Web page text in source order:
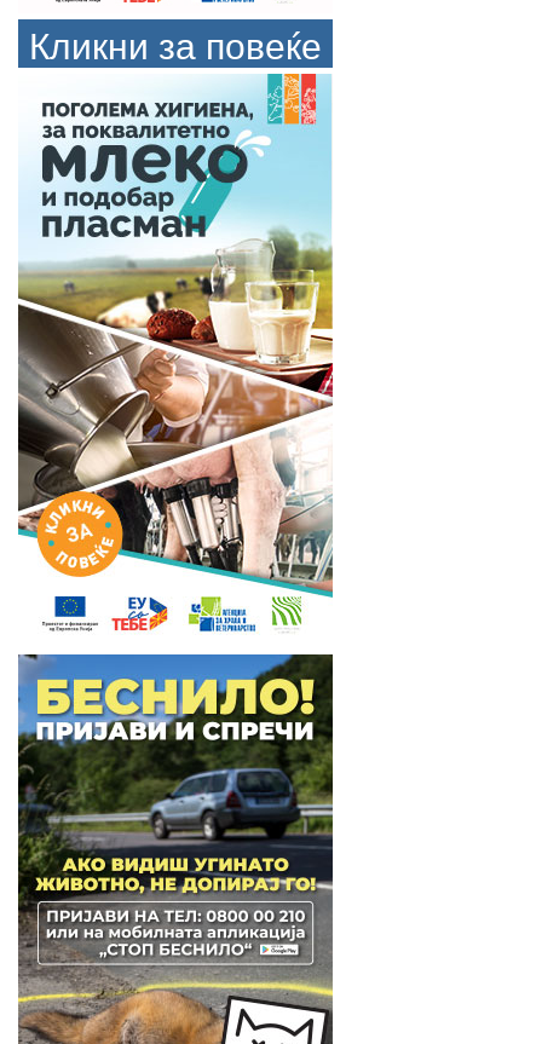
Кликни за повеќе